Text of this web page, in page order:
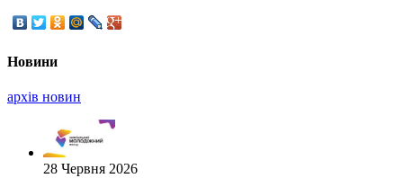
Новини
архiв новин
28 Червня 2026